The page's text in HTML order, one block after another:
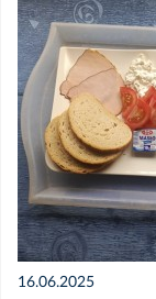
16.06.2025